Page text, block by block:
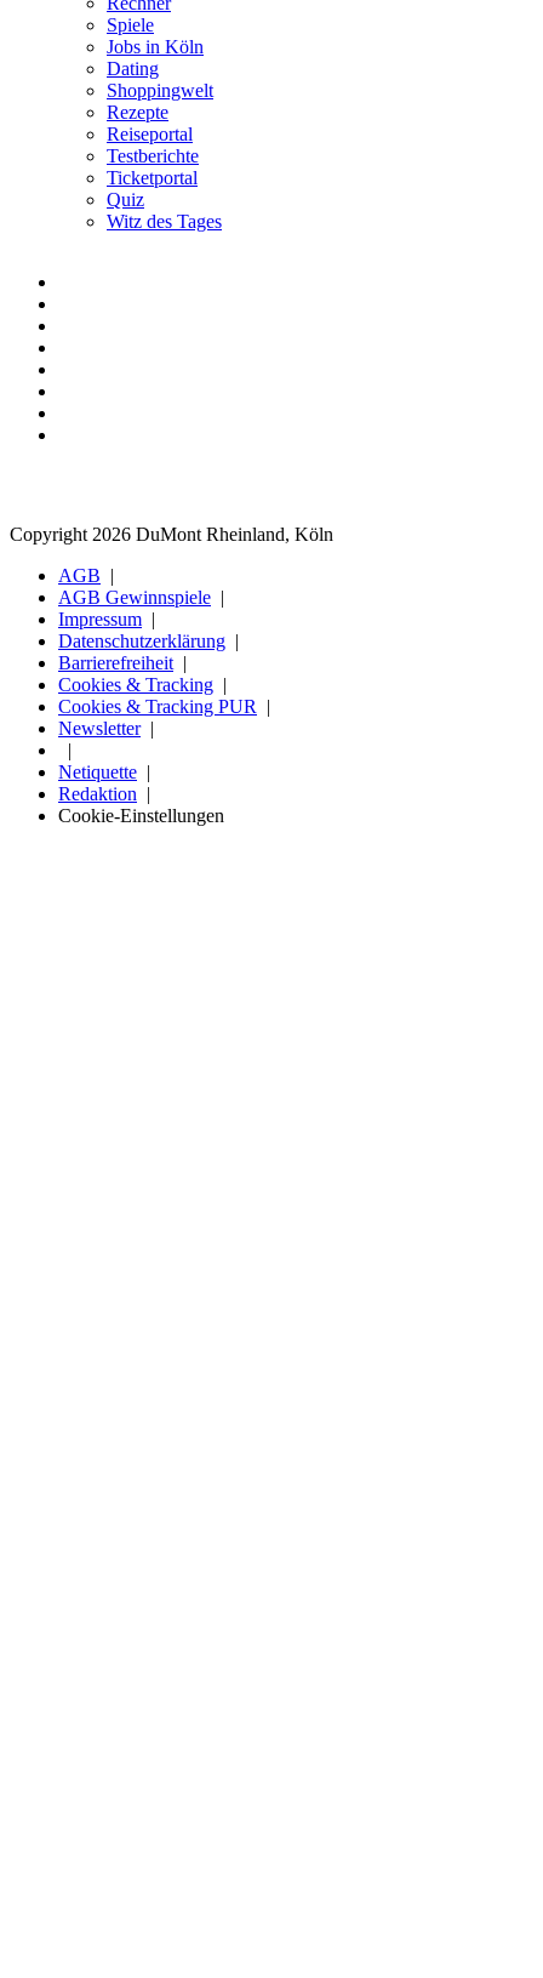
Spiele
Jobs in Köln
Dating
Shoppingwelt
Rezepte
Reiseportal
Testberichte
Ticketportal
Quiz
Witz des Tages
Copyright 2026 DuMont Rheinland, Köln
AGB
AGB Gewinnspiele
Impressum
Datenschutzerklärung
Barrierefreiheit
Cookies & Tracking
Cookies & Tracking PUR
Newsletter
Netiquette
Redaktion
Cookie-Einstellungen